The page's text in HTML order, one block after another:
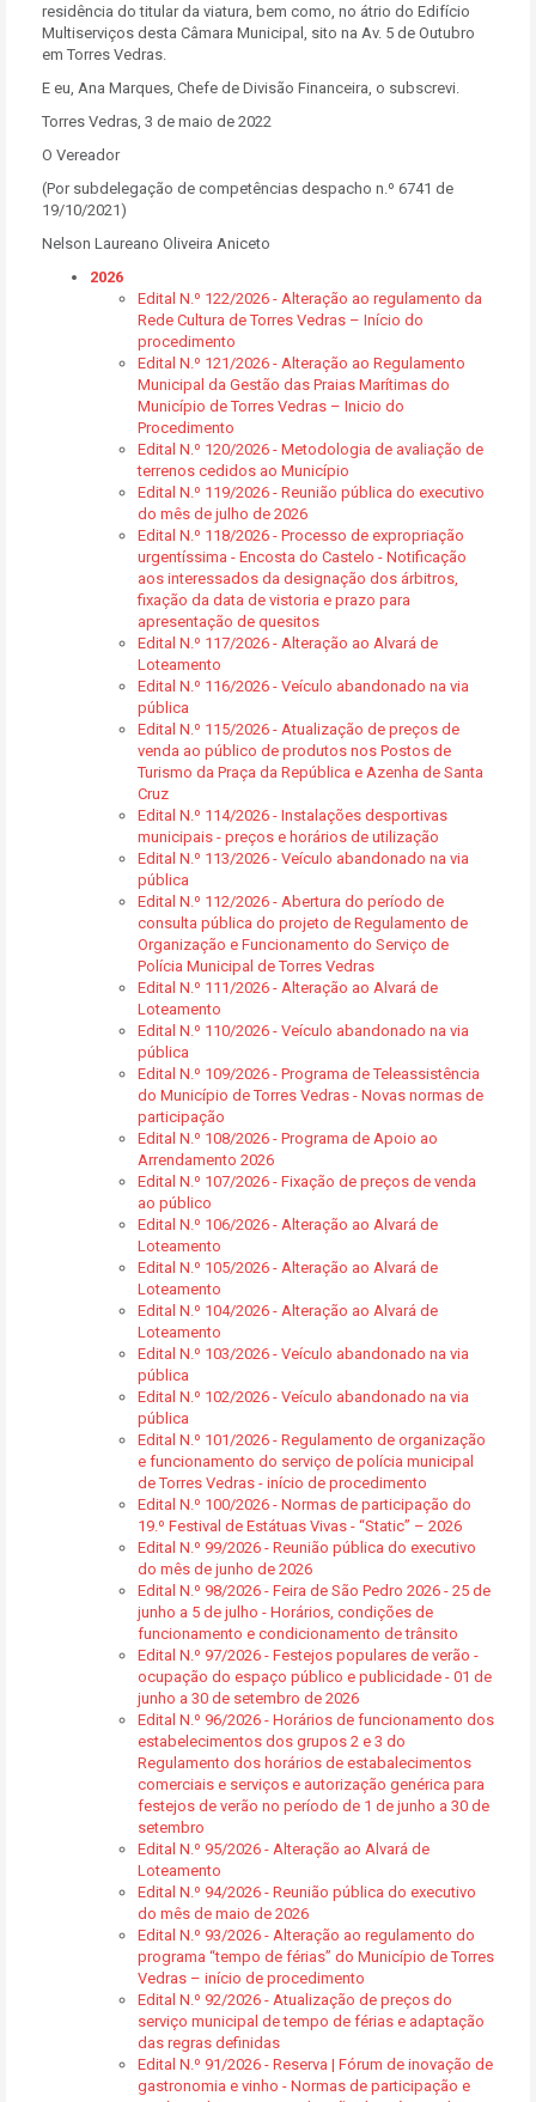
residência do titular da viatura, bem como, no átrio do Edifício
Multiserviços desta Câmara Municipal, sito na Av. 5 de Outubro
em Torres Vedras.
E eu, Ana Marques, Chefe de Divisão Financeira, o subscrevi.
Torres Vedras, 3 de maio de 2022
O Vereador
(Por subdelegação de competências despacho n.º 6741 de
19/10/2021)
Nelson Laureano Oliveira Aniceto
2026
Edital N.º 122/2026 - Alteração ao regulamento da
Rede Cultura de Torres Vedras – Início do
procedimento
Edital N.º 121/2026 - Alteração ao Regulamento
Municipal da Gestão das Praias Marítimas do
Município de Torres Vedras – Inicio do
Procedimento
Edital N.º 120/2026 - Metodologia de avaliação de
terrenos cedidos ao Município
Edital N.º 119/2026 - Reunião pública do executivo
do mês de julho de 2026
Edital N.º 118/2026 - Processo de expropriação
urgentíssima - Encosta do Castelo - Notificação
aos interessados da designação dos árbitros,
fixação da data de vistoria e prazo para
apresentação de quesitos
Edital N.º 117/2026 - Alteração ao Alvará de
Loteamento
Edital N.º 116/2026 - Veículo abandonado na via
pública
Edital N.º 115/2026 - Atualização de preços de
venda ao público de produtos nos Postos de
Turismo da Praça da República e Azenha de Santa
Cruz
Edital N.º 114/2026 - Instalações desportivas
municipais - preços e horários de utilização
Edital N.º 113/2026 - Veículo abandonado na via
pública
Edital N.º 112/2026 - Abertura do período de
consulta pública do projeto de Regulamento de
Organização e Funcionamento do Serviço de
Polícia Municipal de Torres Vedras
Edital N.º 111/2026 - Alteração ao Alvará de
Loteamento
Edital N.º 110/2026 - Veículo abandonado na via
pública
Edital N.º 109/2026 - Programa de Teleassistência
do Município de Torres Vedras - Novas normas de
participação
Edital N.º 108/2026 - Programa de Apoio ao
Arrendamento 2026
Edital N.º 107/2026 - Fixação de preços de venda
ao público
Edital N.º 106/2026 - Alteração ao Alvará de
Loteamento
Edital N.º 105/2026 - Alteração ao Alvará de
Loteamento
Edital N.º 104/2026 - Alteração ao Alvará de
Loteamento
Edital N.º 103/2026 - Veículo abandonado na via
pública
Edital N.º 102/2026 - Veículo abandonado na via
pública
Edital N.º 101/2026 - Regulamento de organização
e funcionamento do serviço de polícia municipal
de Torres Vedras - início de procedimento
Edital N.º 100/2026 - Normas de participação do
19.º Festival de Estátuas Vivas - “Static” – 2026
Edital N.º 99/2026 - Reunião pública do executivo
do mês de junho de 2026
Edital N.º 98/2026 - Feira de São Pedro 2026 - 25 de
junho a 5 de julho - Horários, condições de
funcionamento e condicionamento de trânsito
Edital N.º 97/2026 - Festejos populares de verão -
ocupação do espaço público e publicidade - 01 de
junho a 30 de setembro de 2026
Edital N.º 96/2026 - Horários de funcionamento dos
estabelecimentos dos grupos 2 e 3 do
Regulamento dos horários de estabalecimentos
comerciais e serviços e autorização genérica para
festejos de verão no período de 1 de junho a 30 de
setembro
Edital N.º 95/2026 - Alteração ao Alvará de
Loteamento
Edital N.º 94/2026 - Reunião pública do executivo
do mês de maio de 2026
Edital N.º 93/2026 - Alteração ao regulamento do
programa “tempo de férias” do Município de Torres
Vedras – início de procedimento
Edital N.º 92/2026 - Atualização de preços do
serviço municipal de tempo de férias e adaptação
das regras definidas
Edital N.º 91/2026 - Reserva | Fórum de inovação de
gastronomia e vinho - Normas de participação e